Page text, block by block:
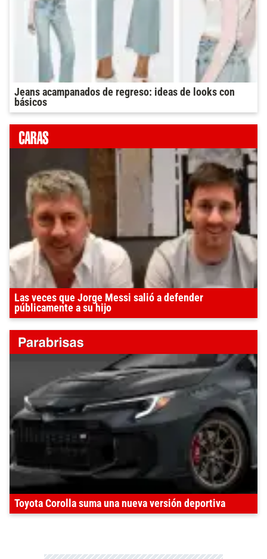
Jeans acampanados de regreso: ideas de looks con
básicos
Las veces que Jorge Messi salió a defender
públicamente a su hijo
Toyota Corolla suma una nueva versión deportiva